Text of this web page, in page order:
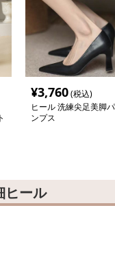
¥3,760(税込)
ヒール 洗練尖足美脚パ
ンプス
ヒール